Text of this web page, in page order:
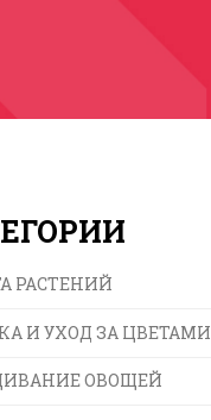
РАСТЕНИЙ
И УХОД ЗА ЦВЕТАМИ
ОВОЩЕЙ